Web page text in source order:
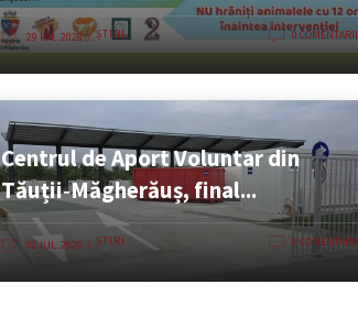
29 IUL. 2026 ȘTIRI 0 COMENTARII
Centrul de Aport Voluntar din
Tăuții‑Măgherăuș, final...
02 IUL. 2026 ȘTIRI 0 COMENTARII